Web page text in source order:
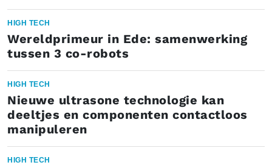
HIGH TECH
Wereldprimeur in Ede: samenwerking
tussen 3 co-robots
HIGH TECH
Nieuwe ultrasone technologie kan
deeltjes en componenten contactloos
manipuleren
HIGH TECH